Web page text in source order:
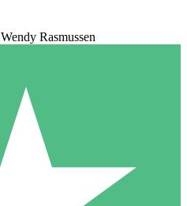
Wendy Rasmussen